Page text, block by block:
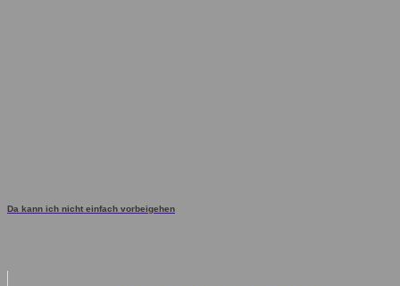
Da kann ich nicht einfach vorbeigehen